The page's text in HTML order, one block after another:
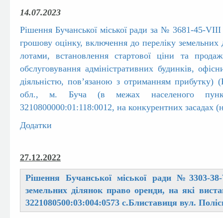
14.07.2023
Рішення Бучанської міської ради за № 3681-45-
грошову оцінку, включення до переліку
лотами, встановлення стартової ціни та
обслуговування адміністративних будинків,
діяльністю, пов’язаною з отриманням
обл., м. Буча (в межах населеного
3210800000:01:118:0012, на конкурентних засадах
Додатки
27.12.2022
Рішення Бучанської міської ради №3303-
земельних ділянок право оренди, на які
3221080500:03:004:0573 с.Блиставиця вул.